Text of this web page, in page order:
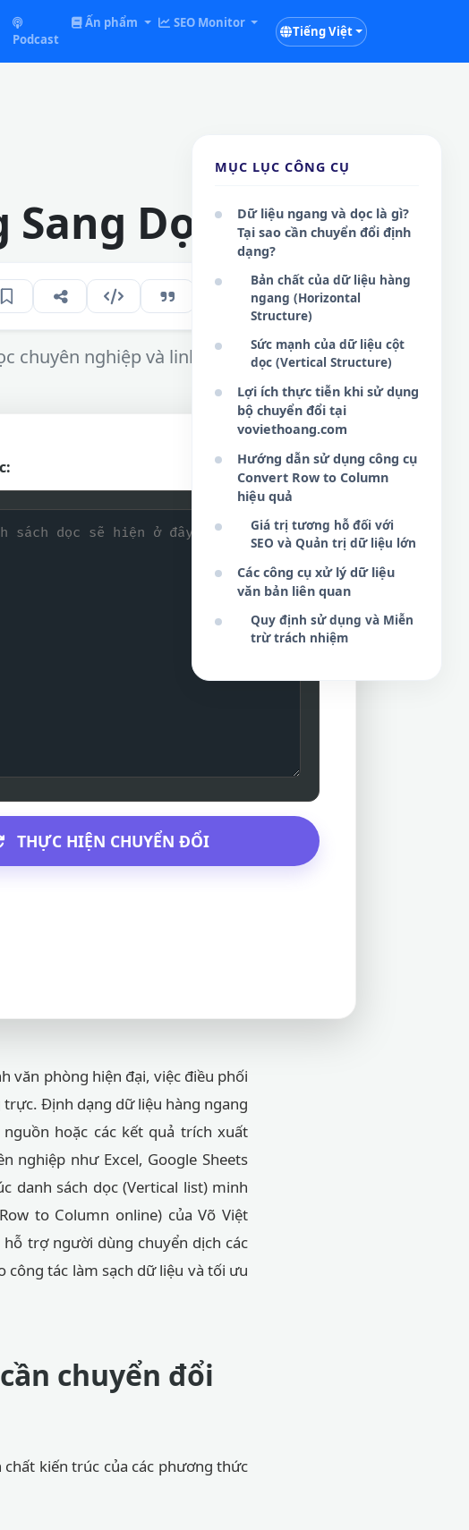
Podcast
Ấn phẩm SEO Monitor
Tiếng Việt
Dọc
241
chuyên nghiệp và linh hoạt.
Sao chép
THỰC HIỆN CHUYỂN ĐỔI
văn phòng hiện đại, việc điều phối
Định dạng dữ liệu hàng ngang
hoặc các kết quả trích xuất
nghiệp như Excel, Google Sheets
danh sách dọc (Vertical list) minh
to Column online) của Võ Việt
trợ người dùng chuyển dịch các
tác làm sạch dữ liệu và tối ưu
chuyển đổi
kiến trúc của các phương thức
MỤC LỤC CÔNG CỤ
Dữ liệu ngang và dọc là gì?
Tại sao cần chuyển đổi định
dạng?
Bản chất của dữ liệu hàng
ngang (Horizontal
Structure)
Sức mạnh của dữ liệu cột
dọc (Vertical Structure)
Lợi ích thực tiễn khi sử dụng
bộ chuyển đổi tại
voviethoang.com
Hướng dẫn sử dụng công cụ
Convert Row to Column
hiệu quả
Giá trị tương hỗ đối với
SEO và Quản trị dữ liệu lớn
Các công cụ xử lý dữ liệu
văn bản liên quan
Quy định sử dụng và Miễn
trừ trách nhiệm